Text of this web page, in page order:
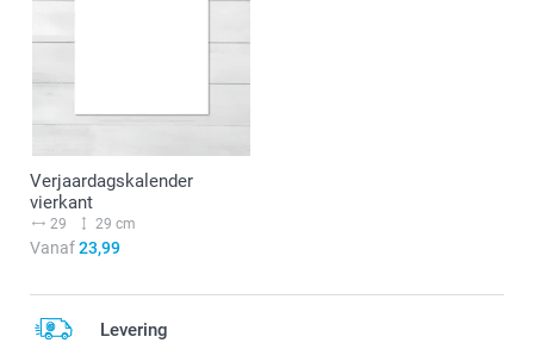
Verjaardagskalender
vierkant
29 29 cm
Vanaf23,99
Levering